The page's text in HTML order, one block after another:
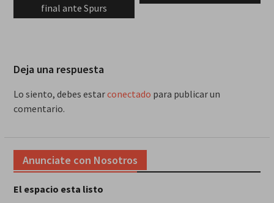
final ante Spurs
Deja una respuesta
Lo siento, debes estarconectado para publicar un
comentario.
Anunciate con Nosotros
El espacio esta listo